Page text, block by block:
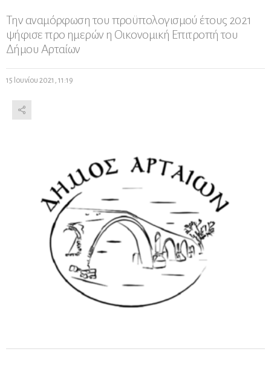
Την αναμόρφωση του προϋπολογισμού έτους 2021
ψήφισε προ ημερών η Οικονομική Επιτροπή του
Δήμου Αρταίων
15 Ιουνίου 2021, 11:19